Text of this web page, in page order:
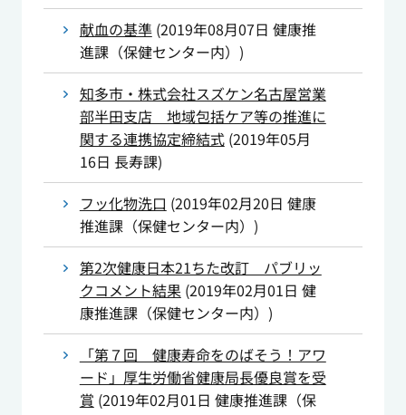
献血の基準(2019年08月07日 健康推
進課（保健センター内） )
知多市・株式会社スズケン名古屋営業
部半田支店 地域包括ケア等の推進に
関する連携協定締結式(2019年05月
16日 長寿課)
フッ化物洗口 (2019年02月20日 健康
推進課（保健センター内） )
第2次健康日本21ちた改訂 パブリッ
クコメント結果(2019年02月01日 健
康推進課（保健センター内） )
「第７回 健康寿命をのばそう！アワ
ード」厚生労働省健康局長優良賞を受
賞 (2019年02月01日 健康推進課（保